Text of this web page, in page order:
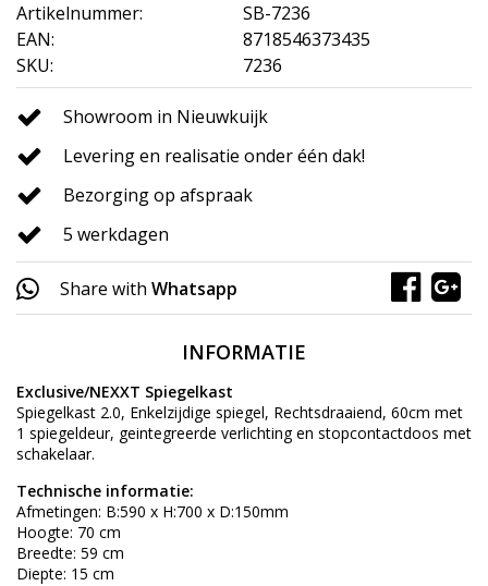
Artikelnummer:
SB-7236
EAN:
8718546373435
SKU:
7236
Showroom in Nieuwkuijk
Levering en realisatie onder één dak!
Bezorging op afspraak
5 werkdagen
Share with Whatsapp
INFORMATIE
Exclusive/NEXXT Spiegelkast
Spiegelkast 2.0, Enkelzijdige spiegel, Rechtsdraaiend, 60cm met
1 spiegeldeur, geintegreerde verlichting en stopcontactdoos met
schakelaar.
Technische informatie:
Afmetingen: B:590 x H:700 x D:150mm
Hoogte: 70 cm
Breedte: 59 cm
Diepte: 15 cm